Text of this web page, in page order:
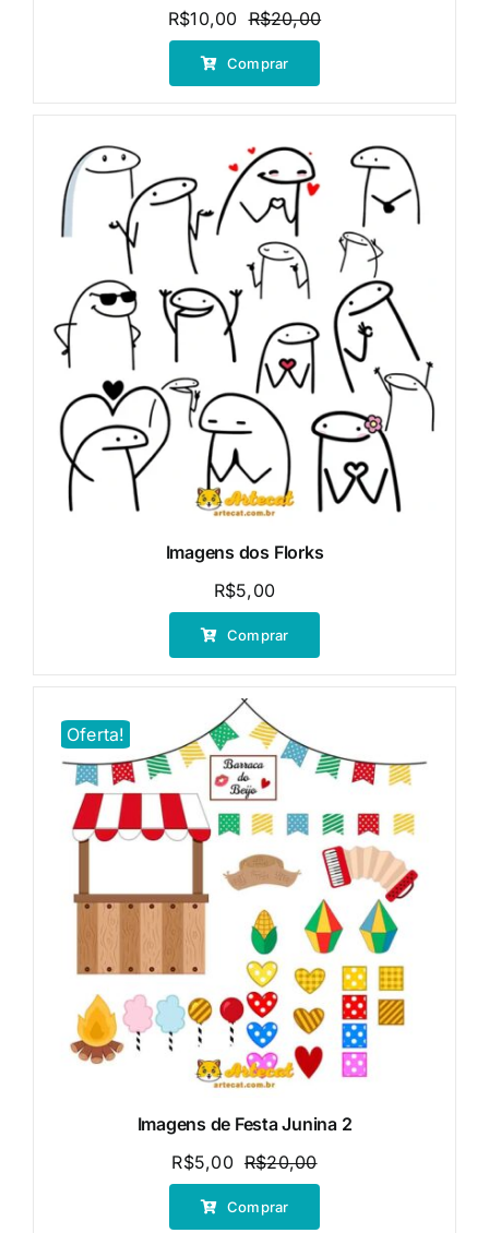
R$20,00O
preço
R$10,00
O
preço
Comprar
Imagens dos Florks
R$5,00
Comprar
Oferta!
Imagens de Festa Junina 2
R$20,00O
preço
R$5,00
O
preço
Comprar